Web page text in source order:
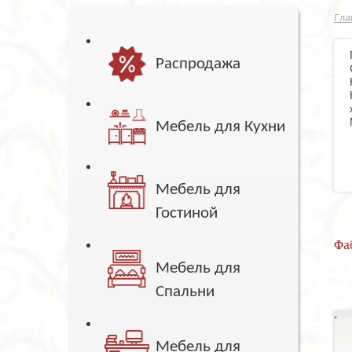
Распродажа
Мебель для Кухни
Мебель для
Гостиной
Мебель для
Спальни
Мебель для